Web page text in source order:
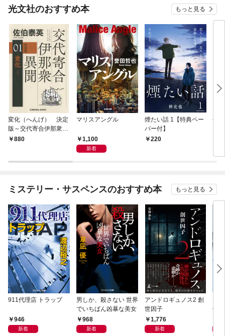
光文社のおすすめ本 もっと見る
変化（へんげ） 決定
版～交代寄合伊那衆異
聞（1）～
880
マリスアングル
1,100
新着
煙たい話 1【特典ペー
パー付】
220
手
ミステリー・サスペンスのおすすめ本 もっと見る
911代理店 トラップ
946
新着
男しか、殺さない 世界
でいちばん凶暴な美女
968
新着
アンドロギュノス2 創
世因子
1,776
新着
件